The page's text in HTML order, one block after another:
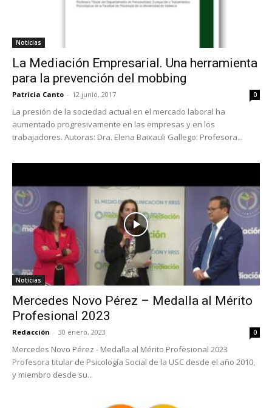
Noticias
La Mediación Empresarial. Una herramienta
para la prevención del mobbing
Patricia Canto - 12 junio, 2017 0
La presión de la sociedad actual en el mercado laboral ha
aumentado progresivamente en las empresas y en los
trabajadores. Autoras: Dra. Elena Baixauli Gallego: Profesora...
Noticias
Mercedes Novo Pérez – Medalla al Mérito
Profesional 2023
Redacción - 30 enero, 2023 0
Mercedes Novo Pérez - Medalla al Mérito Profesional 2023
Profesora titular de Psicología Social de la USC desde el año 2010,
y miembro desde su...